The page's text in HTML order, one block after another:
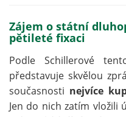
Zájem o státní
pětileté fixaci
Podle Schillerové
představuje skvělou
současnosti nejvíce
Jen do nich zatím vložili